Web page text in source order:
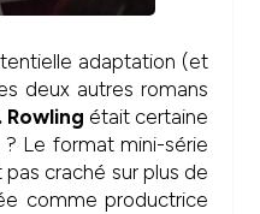
adaptation (et
deux autres romans
Rowling était certaine
Le format mini-série
craché sur plus de
comme productrice